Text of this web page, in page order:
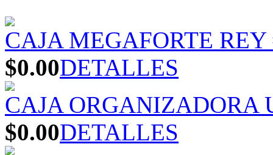
CAJA MEGAFORTE
$0.00DETALLES
CAJA ORGANIZADORA
$0.00DETALLES